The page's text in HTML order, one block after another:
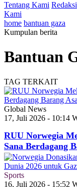
Tentang Kami Redaksi
Kami
home bantuan gaza
Kumpulan berita
Bantuan
TAG TERKAIT
Global News
17, Juli 2026 - 10:14
RUU Norwegia
Sana Berdagang
Sports
16, Juli 2026 - 15:52